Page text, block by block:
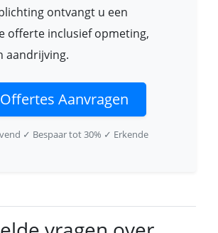
ontvangt u een
offerte inclusief opmeting,
aandrijving.
Aanvragen
✓ Bespaar tot 30% ✓ Erkende